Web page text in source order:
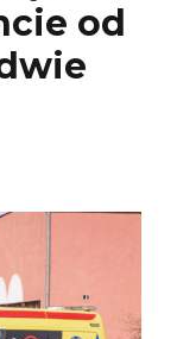
od